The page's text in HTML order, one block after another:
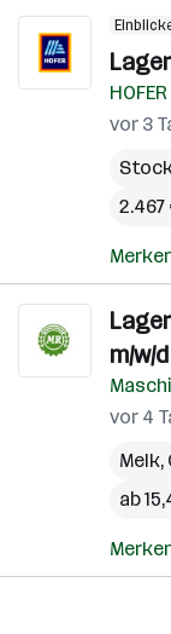
vor 3
m/w/d
vor 4
Melk,
ab